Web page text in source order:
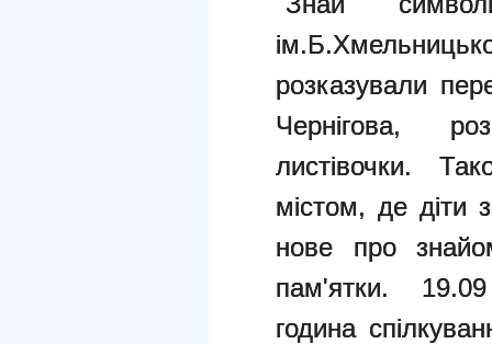
розказували
Чернігова,
листівочки.
містом, де діти
нове про
пам'ятки. 19.09
година